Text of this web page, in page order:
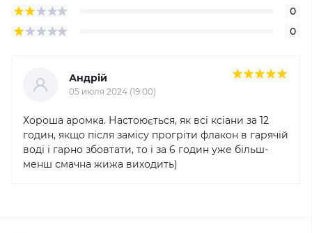
0
0
Андрій
05 июля 2024 (19:00)
Хороша аромка. Настоюється, як всі ксіани за 12
годин, якщо після замісу прогріти флакон в гарячій
воді і гарно збовтати, то і за 6 годин уже більш-
менш смачна жижа виходить)